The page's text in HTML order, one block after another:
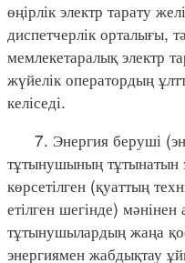
өңірлік электр тарату
диспетчерлік орталығы,
мемлекетаралық электр
жүйелік оператордың
келіседі.
7. Энергия беруші
тұтынушының тұтынатын
көрсетілген (қуаттың
етілген шегінде)
тұтынушылардың жаңа
энергиямен жабдықтау